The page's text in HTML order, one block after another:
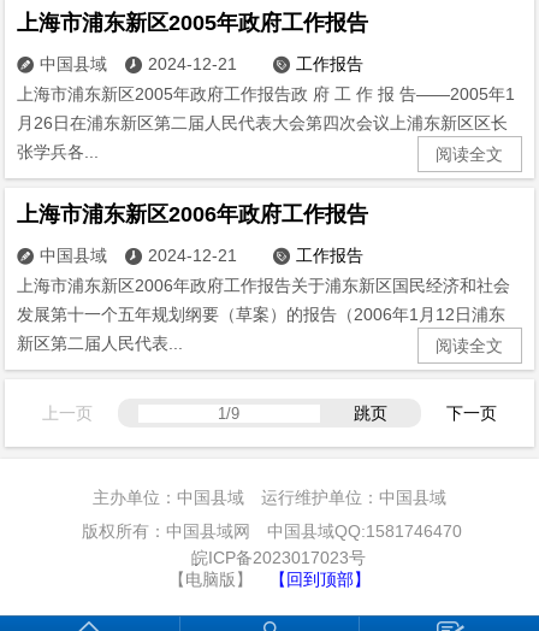
上海市浦东新区2005年政府工作报告
 中国县域  2024-12-21  工作报告
上海市浦东新区2005年政府工作报告政 府 工 作 报 告——2005年1
月26日在浦东新区第二届人民代表大会第四次会议上浦东新区区长
张学兵各...
阅读全文
上海市浦东新区2006年政府工作报告
 中国县域  2024-12-21  工作报告
上海市浦东新区2006年政府工作报告关于浦东新区国民经济和社会
发展第十一个五年规划纲要（草案）的报告（2006年1月12日浦东
新区第二届人民代表...
阅读全文
上一页 跳页 下一页
主办单位：中国县域 运行维护单位：中国县域
版权所有：中国县域网 中国县域QQ:1581746470
皖ICP备2023017023号
【电脑版】
【回到顶部】